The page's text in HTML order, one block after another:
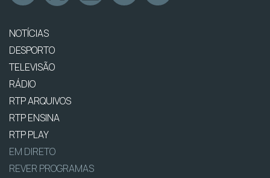
NOTÍCIAS
DESPORTO
TELEVISÃO
RÁDIO
RTP ARQUIVOS
RTP ENSINA
RTP PLAY
EM DIRETO
REVER PROGRAMAS